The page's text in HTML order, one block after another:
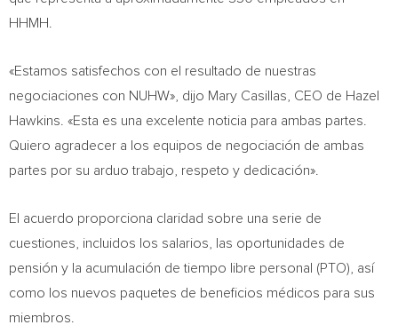
HHMH.
«Estamos satisfechos con el resultado de nuestras
negociaciones con NUHW», dijo Mary Casillas , CEO de Hazel
Hawkins . «Esta es una excelente noticia para ambas partes.
Quiero agradecer a los equipos de negociación de ambas
partes por su arduo trabajo, respeto y dedicación».
El acuerdo proporciona claridad sobre una serie de
cuestiones, incluidos los salarios, las oportunidades de
pensión y la acumulación de tiempo libre personal (PTO), así
como los nuevos paquetes de beneficios médicos para sus
miembros.